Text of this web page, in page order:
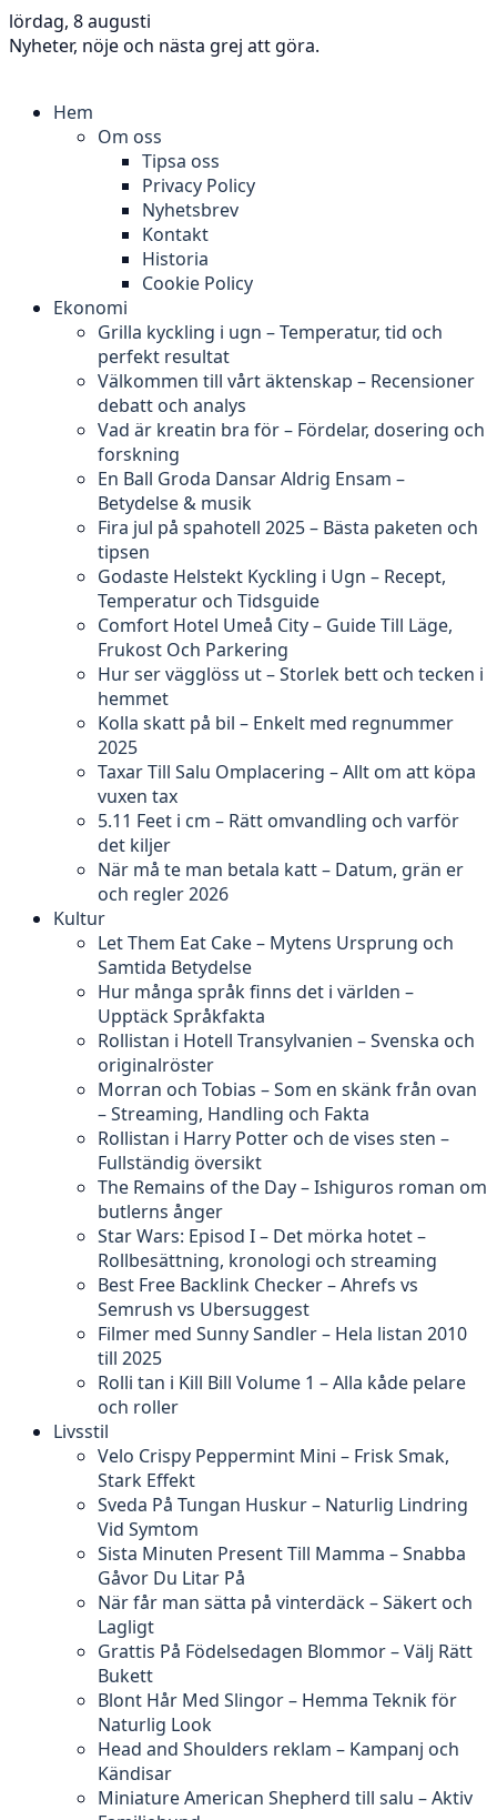
lördag, 8 augusti
Nyheter, nöje och nästa grej att göra.
Hem
Om oss
Tipsa oss
Privacy Policy
Nyhetsbrev
Kontakt
Historia
Cookie Policy
Ekonomi
Grilla kyckling i ugn – Temperatur, tid och
perfekt resultat
Välkommen till vårt äktenskap – Recensioner
debatt och analys
Vad är kreatin bra för – Fördelar, dosering och
forskning
En Ball Groda Dansar Aldrig Ensam –
Betydelse & musik
Fira jul på spahotell 2025 – Bästa paketen och
tipsen
Godaste Helstekt Kyckling i Ugn – Recept,
Temperatur och Tidsguide
Comfort Hotel Umeå City – Guide Till Läge,
Frukost Och Parkering
Hur ser vägglöss ut – Storlek bett och tecken i
hemmet
Kolla skatt på bil – Enkelt med regnummer
2025
Taxar Till Salu Omplacering – Allt om att köpa
vuxen tax
5.11 Feet i cm – Rätt omvandling och varför
det kiljer
När må te man betala katt – Datum, grän er
och regler 2026
Kultur
Let Them Eat Cake – Mytens Ursprung och
Samtida Betydelse
Hur många språk finns det i världen –
Upptäck Språkfakta
Rollistan i Hotell Transylvanien – Svenska och
originalröster
Morran och Tobias – Som en skänk från ovan
– Streaming, Handling och Fakta
Rollistan i Harry Potter och de vises sten –
Fullständig översikt
The Remains of the Day – Ishiguros roman om
butlerns ånger
Star Wars: Episod I – Det mörka hotet –
Rollbesättning, kronologi och streaming
Best Free Backlink Checker – Ahrefs vs
Semrush vs Ubersuggest
Filmer med Sunny Sandler – Hela listan 2010
till 2025
Rolli tan i Kill Bill Volume 1 – Alla kåde pelare
och roller
Livsstil
Velo Crispy Peppermint Mini – Frisk Smak,
Stark Effekt
Sveda På Tungan Huskur – Naturlig Lindring
Vid Symtom
Sista Minuten Present Till Mamma – Snabba
Gåvor Du Litar På
När får man sätta på vinterdäck – Säkert och
Lagligt
Grattis På Födelsedagen Blommor – Välj Rätt
Bukett
Blont Hår Med Slingor – Hemma Teknik för
Naturlig Look
Head and Shoulders reklam – Kampanj och
Kändisar
Miniature American Shepherd till salu – Aktiv